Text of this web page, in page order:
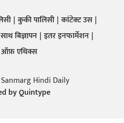
कुकी पालिसी कांटेक्ट उस
बिज्ञापन इतर इनफार्मेशन
ऑफ़ एथिक्स
Hindi Daily
byQuintype